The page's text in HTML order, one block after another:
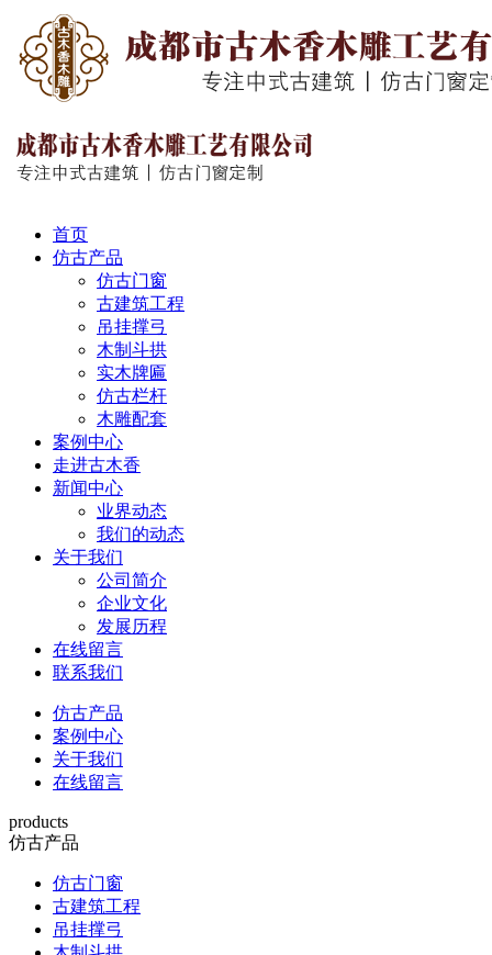
首页
仿古产品
仿古门窗
古建筑工程
吊挂撑弓
木制斗拱
实木牌匾
仿古栏杆
木雕配套
案例中心
走进古木香
新闻中心
业界动态
我们的动态
关于我们
公司简介
企业文化
发展历程
在线留言
联系我们
仿古产品
案例中心
关于我们
在线留言
products
仿古产品
仿古门窗
古建筑工程
吊挂撑弓